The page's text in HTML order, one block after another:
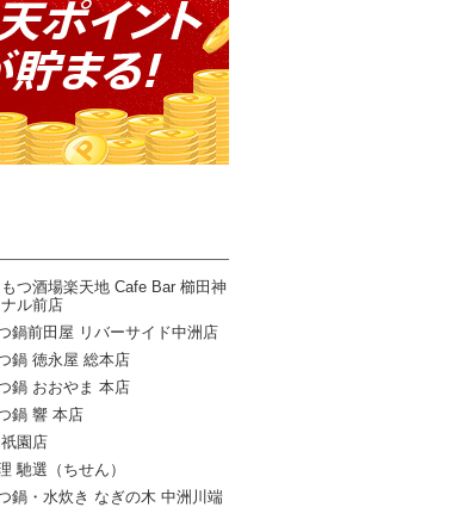
つ酒場楽天地 Cafe Bar 櫛田神
ル前店
鍋前田屋 リバーサイド中洲店
鍋 徳永屋 総本店
鍋 おおやま 本店
鍋 響 本店
園店
馳選（ちせん）
鍋・水炊き なぎの木 中洲川端